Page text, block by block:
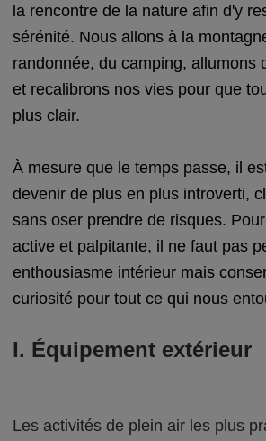
la rencontre de la nature afin d'y
sérénité. Nous allons à la
randonnée, du camping, allumons
et recalibrons nos vies pour que
plus clair.
À mesure que le temps passe, il
devenir de plus en plus introverti,
sans oser prendre de risques.
active et palpitante, il ne faut pas
enthousiasme intérieur mais
curiosité pour tout ce qui nous
I. Équipement extérieur
Les activités de plein air les plus